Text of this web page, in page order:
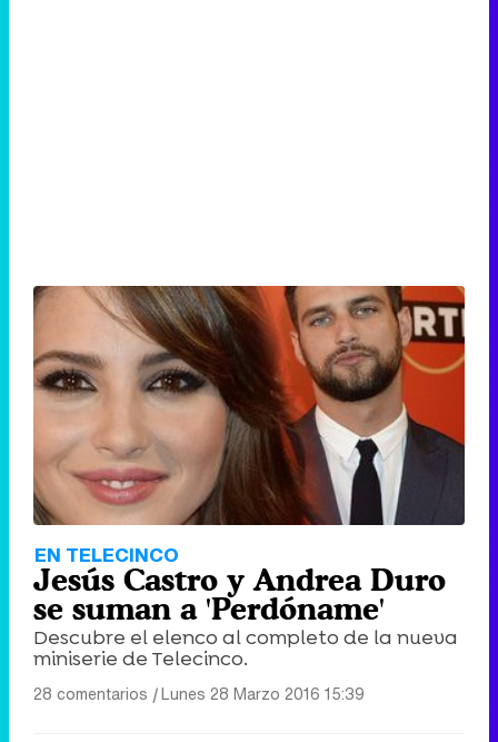
EN TELECINCO
Jesús Castro y Andrea Duro
se suman a 'Perdóname'
Descubre el elenco al completo de la nueva
miniserie de Telecinco.
28 comentarios |Lunes 28 Marzo 2016 15:39